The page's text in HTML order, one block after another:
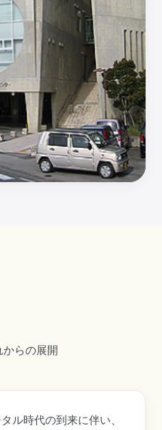
らの展開
ル時代の到来に伴い、